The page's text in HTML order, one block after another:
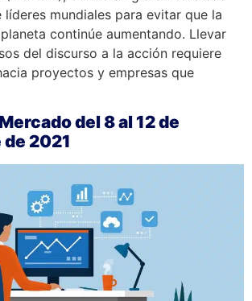
mundiales para evitar que la
continúe aumentando. Llevar
del discurso a la acción requiere
proyectos y empresas que
del 8 al 12 de
2021